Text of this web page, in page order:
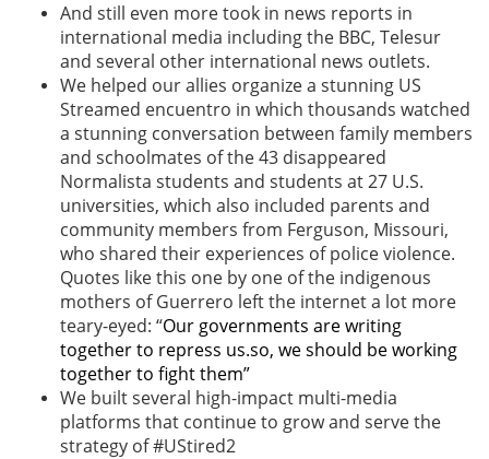
And still even more took in news reports in
international media including the BBC, Telesur
and several other international news outlets.
We helped our allies organize a stunning US
Streamed encuentro in which thousands watched
a stunning conversation between family members
and schoolmates of the 43 disappeared
Normalista students and students at 27 U.S.
universities, which also included parents and
community members from Ferguson, Missouri,
who shared their experiences of police violence.
Quotes like this one by one of the indigenous
mothers of Guerrero left the internet a lot more
teary-eyed: “Our governments are writing
together to repress us.so, we should be working
together to fight them”
We built several high-impact multi-media
platforms that continue to grow and serve the
strategy of #UStired2